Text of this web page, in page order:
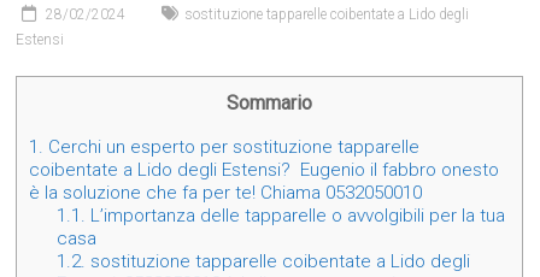
28/02/2024
sostituzione tapparelle coibentate a Lido degli
Estensi
Sommario
1. Cerchi un esperto per sostituzione tapparelle
coibentate a Lido degli Estensi? Eugenio il fabbro onesto
è la soluzione che fa per te! Chiama 0532050010
1.1. L’importanza delle tapparelle o avvolgibili per la tua
casa
1.2. sostituzione tapparelle coibentate a Lido degli